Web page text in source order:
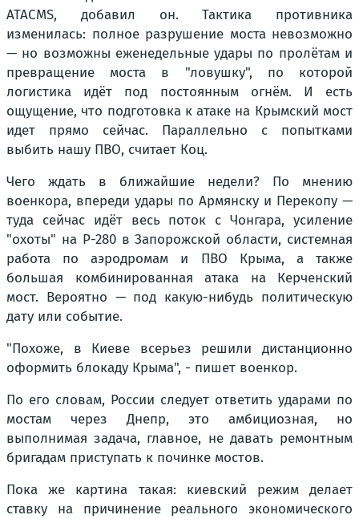
ATACMS, добавил он. Тактика противника
изменилась: полное разрушение моста невозможно
— но возможны еженедельные удары по пролётам и
превращение моста в "ловушку", по которой
логистика идёт под постоянным огнём. И есть
ощущение, что подготовка к атаке на Крымский мост
идет прямо сейчас. Параллельно с попытками
выбить нашу ПВО, считает Коц.
Чего ждать в ближайшие недели? По мнению
военкора, впереди удары по Армянску и Перекопу —
туда сейчас идёт весь поток с Чонгара, усиление
"охоты" на Р-280 в Запорожской области, системная
работа по аэродромам и ПВО Крыма, а также
большая комбинированная атака на Керченский
мост. Вероятно — под какую-нибудь политическую
дату или событие.
"Похоже, в Киеве всерьез решили дистанционно
оформить блокаду Крыма", - пишет военкор.
По его словам, России следует ответить ударами по
мостам через Днепр, это амбициозная, но
выполнимая задача, главное, не давать ремонтным
бригадам приступать к починке мостов.
Пока же картина такая: киевский режим делает
ставку на причинение реального экономического